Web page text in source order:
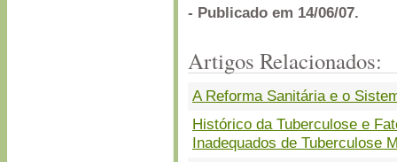
- Publicado em 14/06/07.
Artigos Relacionados:
A Reforma Sanitária e o
Histórico da Tuberculose e
Inadequados de Tuberculose